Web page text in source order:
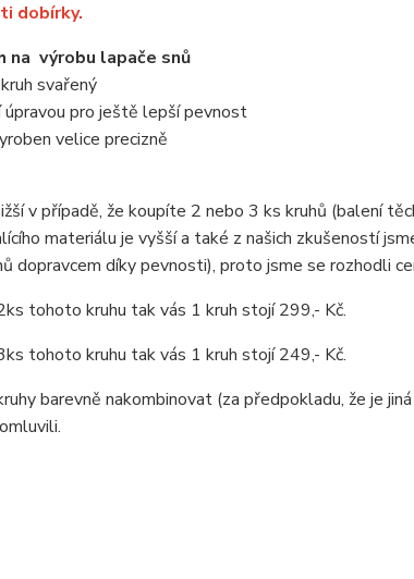
dobírky.
na výrobu lapače snů
svařený
úpravou pro ještě lepší pevnost
velice precizně
v případě, že koupíte 2 nebo 3 ks kruhů (balení
materiálu je vyšší a také z našich zkušeností
dopravcem díky pevnosti), proto jsme se rozhodli
tohoto kruhu tak vás 1 kruh stojí 299,- Kč.
tohoto kruhu tak vás 1 kruh stojí 249,- Kč.
barevně nakombinovat (za předpokladu, že je